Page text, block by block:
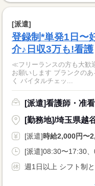
[派遣]
登録制*単発1日〜
介♪日収3万も!看護
≪フリーランスの方も大歓
お願いします ブランクの
く バイタルチェッ...
[派遣]看護師・准
[勤務地]/埼玉県越
[派遣]時給2,000円〜
[派遣]08:30〜17:30
週1日以上 シフト制